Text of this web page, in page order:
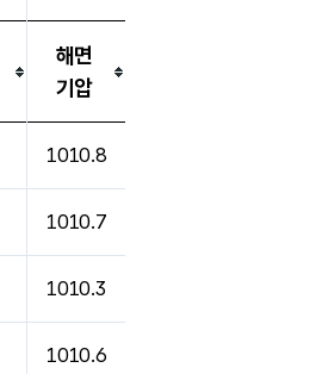
해면
기압
1010.8
1010.7
1010.3
1010.6